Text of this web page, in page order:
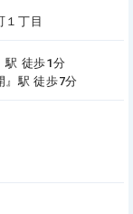
１丁目
駅 徒歩1分
』駅 徒歩7分